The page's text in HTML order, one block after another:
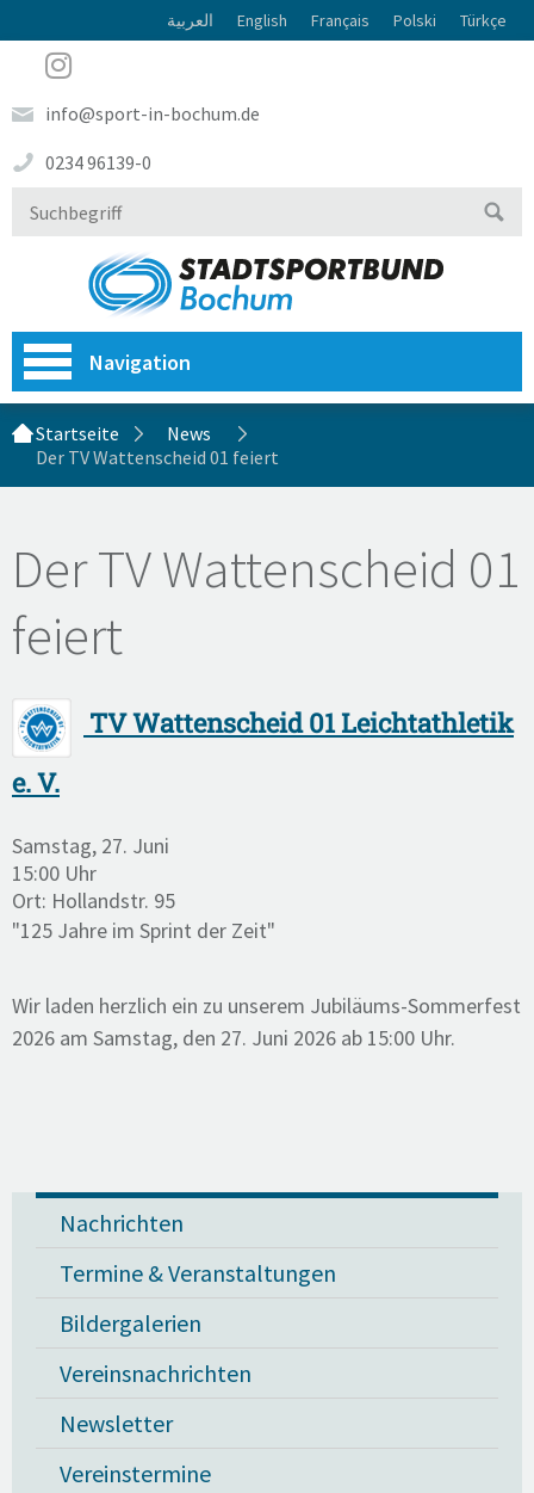
العربية English Français Polski Türkçe
info@sport-in-bochum.de
0234 96139-0
Navigation
Startseite
News
Der TV Wattenscheid 01 feiert
Der TV Wattenscheid 01
feiert
TV Wattenscheid 01 Leichtathletik
e. V.
Samstag, 27. Juni
15:00 Uhr
Ort: Hollandstr. 95
"125 Jahre im Sprint der Zeit"
Wir laden herzlich ein zu unserem Jubiläums-Sommerfest
2026 am Samstag, den 27. Juni 2026 ab 15:00 Uhr.
Nachrichten
Termine & Veranstaltungen
Bildergalerien
Vereinsnachrichten
Newsletter
Vereinstermine